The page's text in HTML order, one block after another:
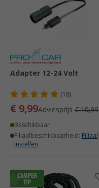
Adapter 12-24 Volt
(18)
€ 9,99Adviesprijs € 10,99
Beschikbaar
Filiaalbeschikbaarheid: Filiaal
instellen